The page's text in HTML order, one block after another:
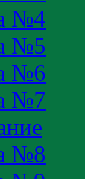
№4
№5
№6
№7
№8